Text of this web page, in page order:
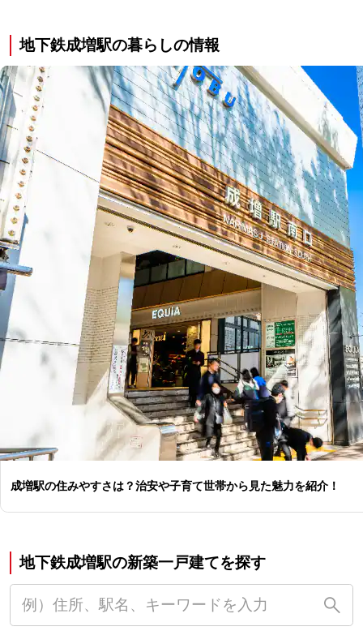
地下鉄成増駅の暮らしの情報
成増駅の住みやすさは？治安や子育て世帯から見た魅力を紹介！
地下鉄成増駅の新築一戸建てを探す